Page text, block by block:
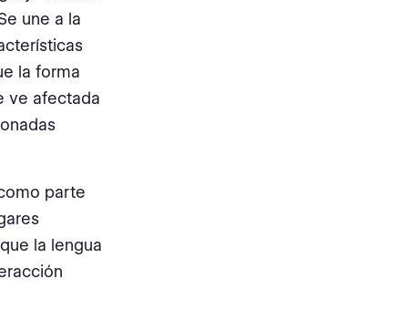
une a la
la forma
ve afectada
parte
la lengua